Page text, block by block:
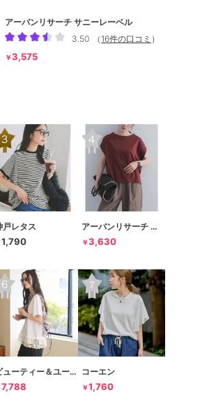
アーバンリサーチ サニーレーベル
3.50
（ 16件の口コミ ）
￥3,575
戸レタス
1,790
アーバンリサーチ ドアーズ
￥3,630
ビューティー＆ユース ユナイテッドアローズ
7,788
コーエン
￥1,760